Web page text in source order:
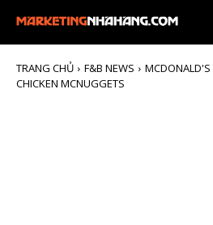
TRANG CHỦ F&B NEWS
CHICKEN MCNUGGETS